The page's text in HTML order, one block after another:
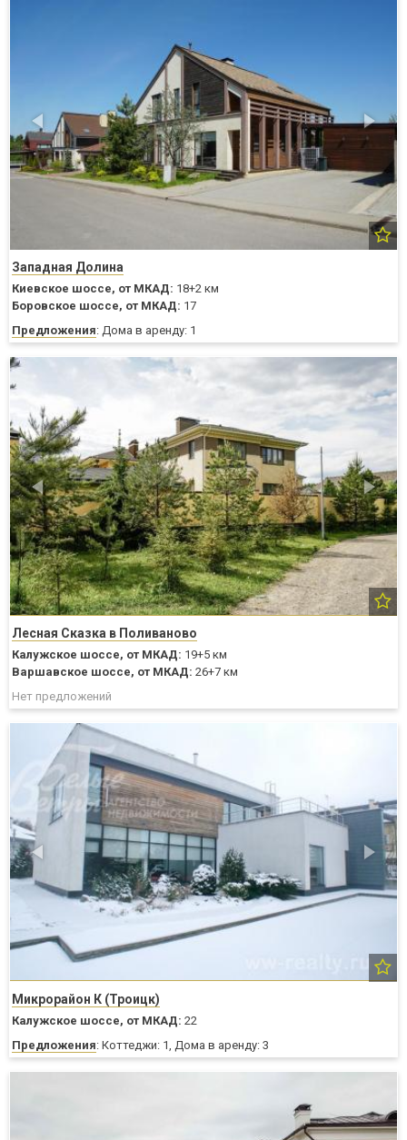
Западная Долина
Киевское шоссе, от МКАД: 18+2 км
Боровское шоссе, от МКАД: 17
Предложения: Дома в аренду: 1
Лесная Сказка в Поливаново
Калужское шоссе, от МКАД: 19+5 км
Варшавское шоссе, от МКАД: 26+7 км
Нет предложений
Микрорайон К (Троицк)
Калужское шоссе, от МКАД: 22
Предложения: Коттеджи: 1, Дома в аренду: 3